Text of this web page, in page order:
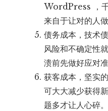
WordPress ，
来自于让对的人做
债务成本，技术
风险和不确定性
溃前先做好应对准
获客成本，坚实
可大大减少获得
题多才让人心碎。